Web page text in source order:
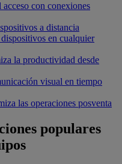
con conexiones
a distancia
en cualquier
la productividad desde
visual en tiempo
las operaciones posventa
populares